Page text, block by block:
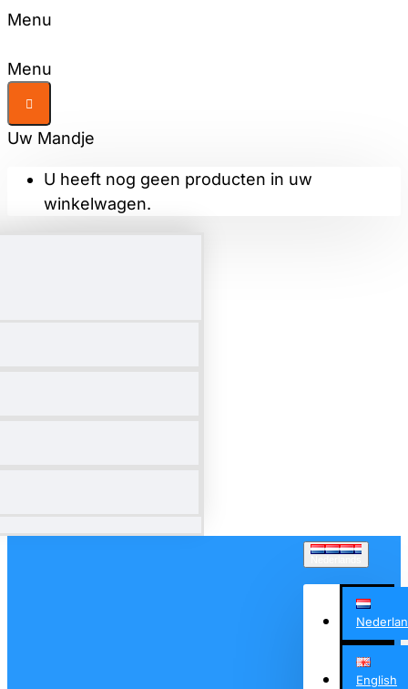
Menu
Menu
Uw Mandje
U heeft nog geen producten in uw
winkelwagen.
English